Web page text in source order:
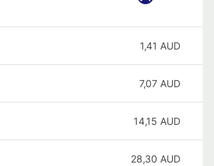
1,41 AUD
7,07 AUD
14,15 AUD
28,30 AUD